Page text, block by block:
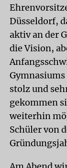
Düsseldorf,
aktiv an der
die Vision,
stolz und
gekommen
weiterhin
Schüler von